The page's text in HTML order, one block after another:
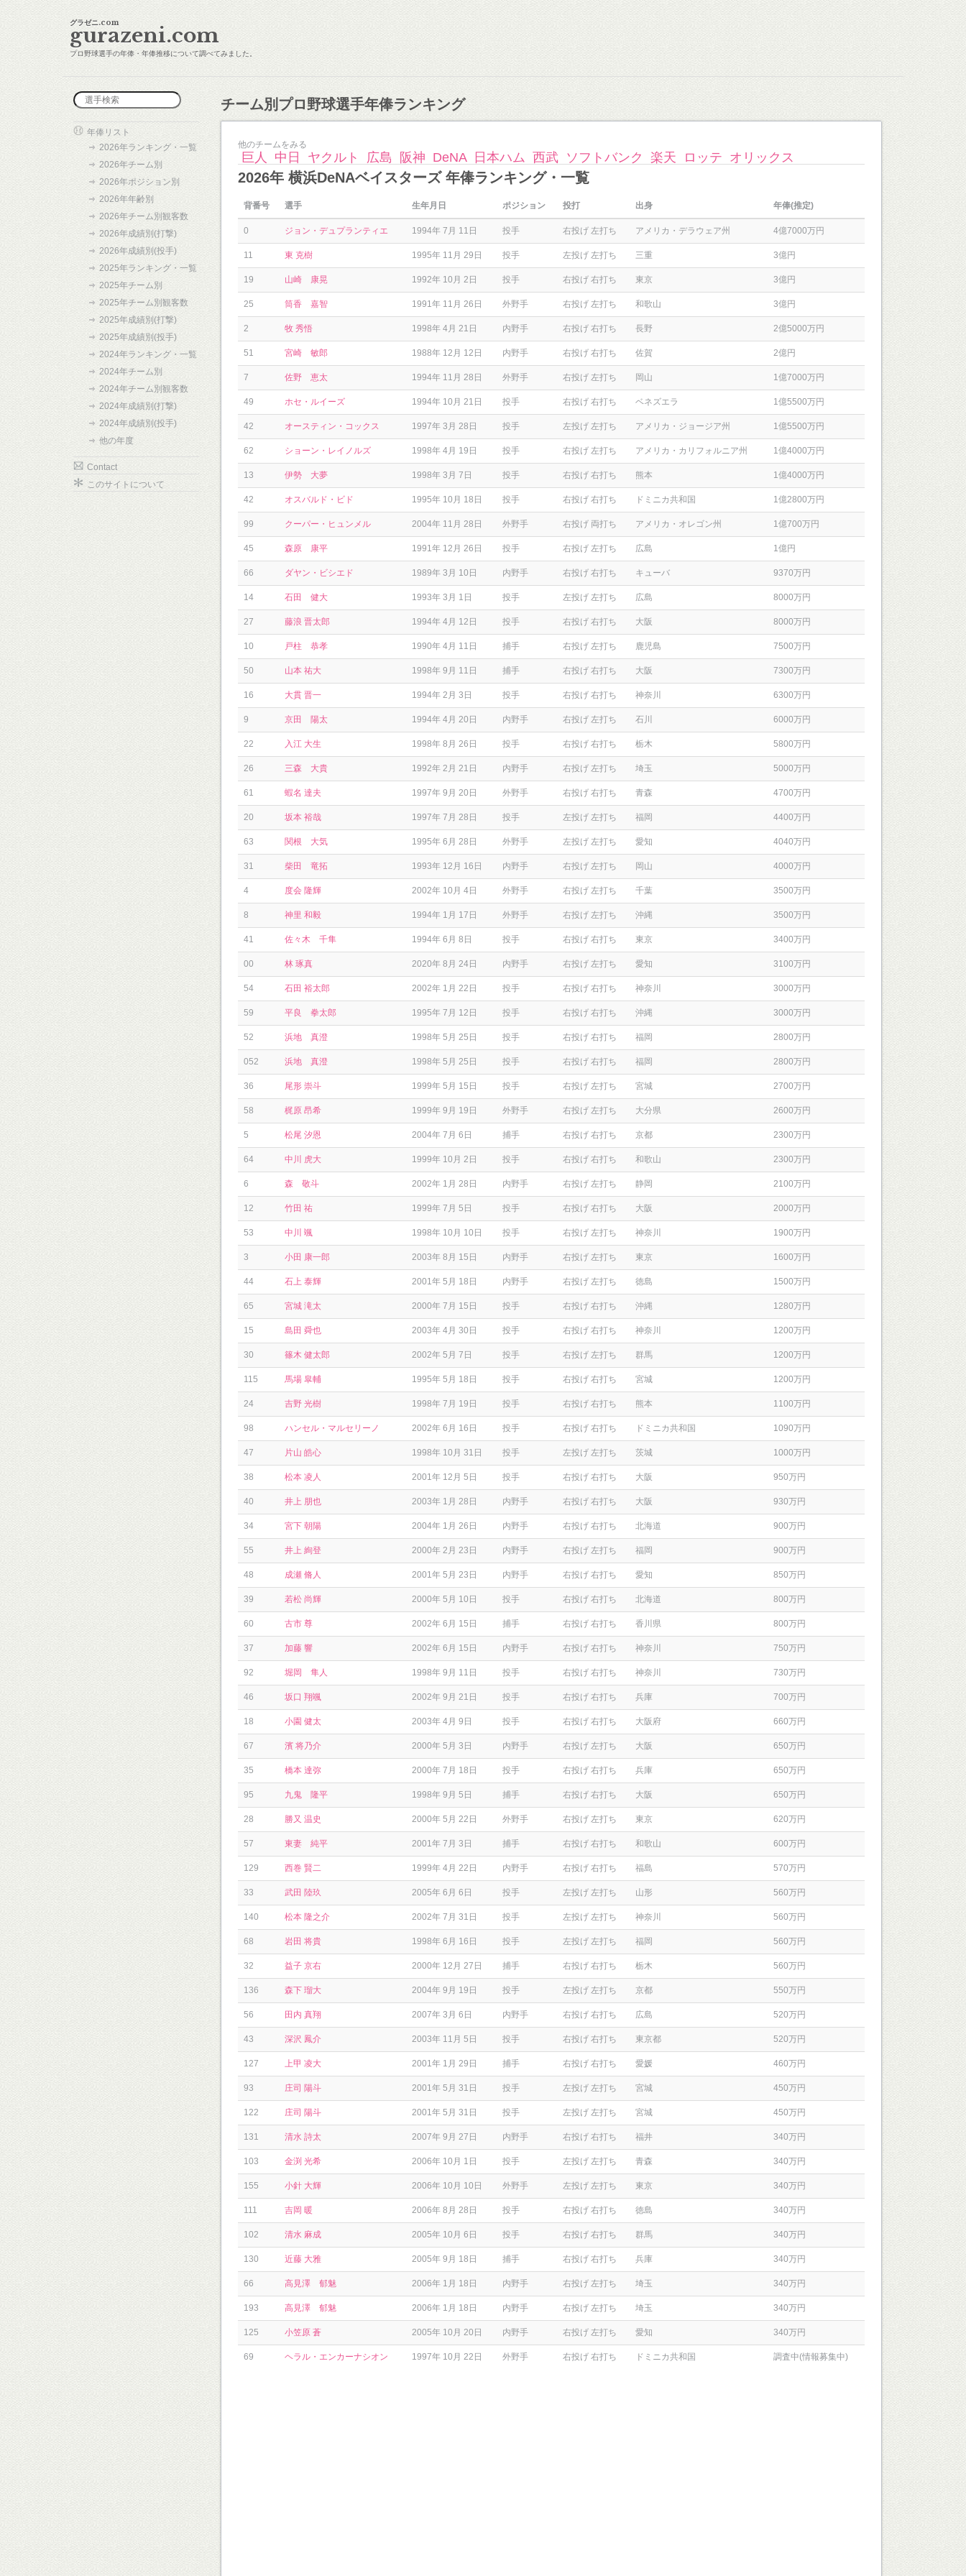
グラゼニ.com
gurazeni.com
プロ野球選手の年俸・年俸推移について調べてみました。
年俸リスト
2026年ランキング・一覧
2026年チーム別
2026年ポジション別
2026年年齢別
2026年チーム別観客数
2026年成績別(打撃)
2026年成績別(投手)
2025年ランキング・一覧
2025年チーム別
2025年チーム別観客数
2025年成績別(打撃)
2025年成績別(投手)
2024年ランキング・一覧
2024年チーム別
2024年チーム別観客数
2024年成績別(打撃)
2024年成績別(投手)
他の年度
Contact
このサイトについて
チーム別プロ野球選手年俸ランキング
他のチームをみる
巨人 中日 ヤクルト 広島 阪神 DeNA 日本ハム 西武 ソフトバンク 楽天 ロッテ オリックス
2026年 横浜DeNAベイスターズ 年俸ランキング・一覧
背番号 選手 生年月日 ポジション 投打 出身 年俸(推定)
0 ジョン・デュプランティエ 1994年 7月 11日 投手 右投げ 左打ち アメリカ・デラウェア州 4億7000万円
11 東 克樹 1995年 11月 29日 投手 左投げ 左打ち 三重 3億円
19 山崎 康晃 1992年 10月 2日 投手 右投げ 右打ち 東京 3億円
25 筒香 嘉智 1991年 11月 26日 外野手 右投げ 左打ち 和歌山 3億円
2 牧 秀悟 1998年 4月 21日 内野手 右投げ 右打ち 長野 2億5000万円
51 宮崎 敏郎 1988年 12月 12日 内野手 右投げ 右打ち 佐賀 2億円
7 佐野 恵太 1994年 11月 28日 外野手 右投げ 左打ち 岡山 1億7000万円
49 ホセ・ルイーズ 1994年 10月 21日 投手 右投げ 右打ち ベネズエラ 1億5500万円
42 オースティン・コックス 1997年 3月 28日 投手 左投げ 左打ち アメリカ・ジョージア州 1億5500万円
62 ショーン・レイノルズ 1998年 4月 19日 投手 右投げ 左打ち アメリカ・カリフォルニア州 1億4000万円
13 伊勢 大夢 1998年 3月 7日 投手 右投げ 右打ち 熊本 1億4000万円
42 オスバルド・ビド 1995年 10月 18日 投手 右投げ 右打ち ドミニカ共和国 1億2800万円
99 クーパー・ヒュンメル 2004年 11月 28日 外野手 右投げ 両打ち アメリカ・オレゴン州 1億700万円
45 森原 康平 1991年 12月 26日 投手 右投げ 左打ち 広島 1億円
66 ダヤン・ビシエド 1989年 3月 10日 内野手 右投げ 右打ち キューバ 9370万円
14 石田 健大 1993年 3月 1日 投手 左投げ 左打ち 広島 8000万円
27 藤浪 晋太郎 1994年 4月 12日 投手 右投げ 右打ち 大阪 8000万円
10 戸柱 恭孝 1990年 4月 11日 捕手 右投げ 左打ち 鹿児島 7500万円
50 山本 祐大 1998年 9月 11日 捕手 右投げ 右打ち 大阪 7300万円
16 大貫 晋一 1994年 2月 3日 投手 右投げ 右打ち 神奈川 6300万円
9 京田 陽太 1994年 4月 20日 内野手 右投げ 左打ち 石川 6000万円
22 入江 大生 1998年 8月 26日 投手 右投げ 右打ち 栃木 5800万円
26 三森 大貴 1992年 2月 21日 内野手 右投げ 左打ち 埼玉 5000万円
61 蝦名 達夫 1997年 9月 20日 外野手 右投げ 右打ち 青森 4700万円
20 坂本 裕哉 1997年 7月 28日 投手 左投げ 左打ち 福岡 4400万円
63 関根 大気 1995年 6月 28日 外野手 左投げ 左打ち 愛知 4040万円
31 柴田 竜拓 1993年 12月 16日 内野手 右投げ 左打ち 岡山 4000万円
4 度会 隆輝 2002年 10月 4日 外野手 右投げ 左打ち 千葉 3500万円
8 神里 和毅 1994年 1月 17日 外野手 右投げ 左打ち 沖縄 3500万円
41 佐々木 千隼 1994年 6月 8日 投手 右投げ 右打ち 東京 3400万円
00 林 琢真 2020年 8月 24日 内野手 右投げ 左打ち 愛知 3100万円
54 石田 裕太郎 2002年 1月 22日 投手 右投げ 右打ち 神奈川 3000万円
59 平良 拳太郎 1995年 7月 12日 投手 右投げ 右打ち 沖縄 3000万円
52 浜地 真澄 1998年 5月 25日 投手 右投げ 右打ち 福岡 2800万円
052 浜地 真澄 1998年 5月 25日 投手 右投げ 右打ち 福岡 2800万円
36 尾形 崇斗 1999年 5月 15日 投手 右投げ 左打ち 宮城 2700万円
58 梶原 昂希 1999年 9月 19日 外野手 右投げ 左打ち 大分県 2600万円
5 松尾 汐恩 2004年 7月 6日 捕手 右投げ 右打ち 京都 2300万円
64 中川 虎大 1999年 10月 2日 投手 右投げ 右打ち 和歌山 2300万円
6 森 敬斗 2002年 1月 28日 内野手 右投げ 左打ち 静岡 2100万円
12 竹田 祐 1999年 7月 5日 投手 右投げ 右打ち 大阪 2000万円
53 中川 颯 1998年 10月 10日 投手 右投げ 左打ち 神奈川 1900万円
3 小田 康一郎 2003年 8月 15日 内野手 右投げ 左打ち 東京 1600万円
44 石上 泰輝 2001年 5月 18日 内野手 右投げ 左打ち 徳島 1500万円
65 宮城 滝太 2000年 7月 15日 投手 右投げ 右打ち 沖縄 1280万円
15 島田 舜也 2003年 4月 30日 投手 右投げ 右打ち 神奈川 1200万円
30 篠木 健太郎 2002年 5月 7日 投手 右投げ 左打ち 群馬 1200万円
115 馬場 皐輔 1995年 5月 18日 投手 右投げ 右打ち 宮城 1200万円
24 吉野 光樹 1998年 7月 19日 投手 右投げ 右打ち 熊本 1100万円
98 ハンセル・マルセリーノ 2002年 6月 16日 投手 右投げ 右打ち ドミニカ共和国 1090万円
47 片山 皓心 1998年 10月 31日 投手 左投げ 左打ち 茨城 1000万円
38 松本 凌人 2001年 12月 5日 投手 右投げ 右打ち 大阪 950万円
40 井上 朋也 2003年 1月 28日 内野手 右投げ 右打ち 大阪 930万円
34 宮下 朝陽 2004年 1月 26日 内野手 右投げ 右打ち 北海道 900万円
55 井上 絢登 2000年 2月 23日 内野手 右投げ 左打ち 福岡 900万円
48 成瀬 脩人 2001年 5月 23日 内野手 右投げ 右打ち 愛知 850万円
39 若松 尚輝 2000年 5月 10日 投手 右投げ 右打ち 北海道 800万円
60 古市 尊 2002年 6月 15日 捕手 右投げ 右打ち 香川県 800万円
37 加藤 響 2002年 6月 15日 内野手 右投げ 右打ち 神奈川 750万円
92 堀岡 隼人 1998年 9月 11日 投手 右投げ 右打ち 神奈川 730万円
46 坂口 翔颯 2002年 9月 21日 投手 右投げ 右打ち 兵庫 700万円
18 小園 健太 2003年 4月 9日 投手 右投げ 右打ち 大阪府 660万円
67 濱 将乃介 2000年 5月 3日 内野手 右投げ 左打ち 大阪 650万円
35 橋本 達弥 2000年 7月 18日 投手 右投げ 右打ち 兵庫 650万円
95 九鬼 隆平 1998年 9月 5日 捕手 右投げ 右打ち 大阪 650万円
28 勝又 温史 2000年 5月 22日 外野手 右投げ 左打ち 東京 620万円
57 東妻 純平 2001年 7月 3日 捕手 右投げ 右打ち 和歌山 600万円
129 西巻 賢二 1999年 4月 22日 内野手 右投げ 右打ち 福島 570万円
33 武田 陸玖 2005年 6月 6日 投手 左投げ 左打ち 山形 560万円
140 松本 隆之介 2002年 7月 31日 投手 左投げ 左打ち 神奈川 560万円
68 岩田 将貴 1998年 6月 16日 投手 左投げ 左打ち 福岡 560万円
32 益子 京右 2000年 12月 27日 捕手 右投げ 右打ち 栃木 560万円
136 森下 瑠大 2004年 9月 19日 投手 左投げ 左打ち 京都 550万円
56 田内 真翔 2007年 3月 6日 内野手 右投げ 右打ち 広島 520万円
43 深沢 鳳介 2003年 11月 5日 投手 右投げ 右打ち 東京都 520万円
127 上甲 凌大 2001年 1月 29日 捕手 右投げ 右打ち 愛媛 460万円
93 庄司 陽斗 2001年 5月 31日 投手 左投げ 左打ち 宮城 450万円
122 庄司 陽斗 2001年 5月 31日 投手 左投げ 左打ち 宮城 450万円
131 清水 詩太 2007年 9月 27日 内野手 右投げ 右打ち 福井 340万円
103 金渕 光希 2006年 10月 1日 投手 左投げ 左打ち 青森 340万円
155 小針 大輝 2006年 10月 10日 外野手 左投げ 左打ち 東京 340万円
111 吉岡 暖 2006年 8月 28日 投手 右投げ 右打ち 徳島 340万円
102 清水 麻成 2005年 10月 6日 投手 右投げ 右打ち 群馬 340万円
130 近藤 大雅 2005年 9月 18日 捕手 右投げ 右打ち 兵庫 340万円
66 高見澤 郁魅 2006年 1月 18日 内野手 右投げ 左打ち 埼玉 340万円
193 高見澤 郁魅 2006年 1月 18日 内野手 右投げ 左打ち 埼玉 340万円
125 小笠原 蒼 2005年 10月 20日 内野手 右投げ 左打ち 愛知 340万円
69 ヘラル・エンカーナシオン 1997年 10月 22日 外野手 右投げ 右打ち ドミニカ共和国 調査中(情報募集中)